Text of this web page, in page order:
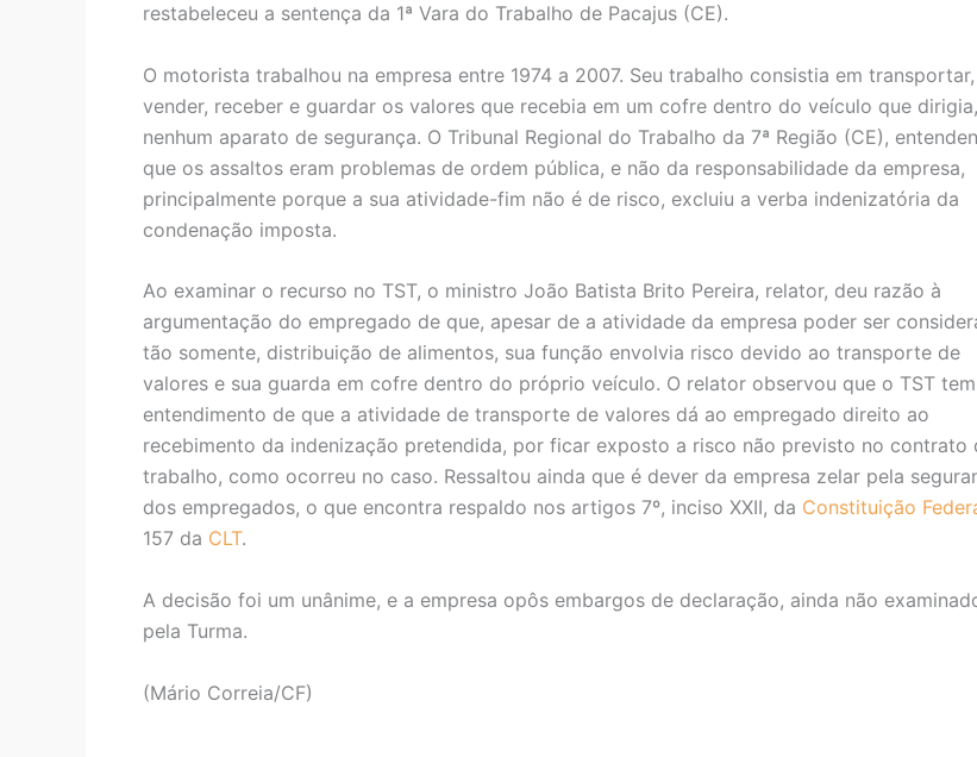
restabeleceu a sentença da 1ª Vara do Trabalho de Pacajus (CE).
O motorista trabalhou na empresa entre 1974 a 2007. Seu trabalho consistia em transportar,
vender, receber e guardar os valores que recebia em um cofre dentro do veículo que
nenhum aparato de segurança. O Tribunal Regional do Trabalho da 7ª Região (CE),
que os assaltos eram problemas de ordem pública, e não da responsabilidade da empresa,
principalmente porque a sua atividade-fim não é de risco, excluiu a verba indenizatória da
condenação imposta.
Ao examinar o recurso no TST, o ministro João Batista Brito Pereira, relator, deu razão à
argumentação do empregado de que, apesar de a atividade da empresa poder ser
tão somente, distribuição de alimentos, sua função envolvia risco devido ao transporte de
valores e sua guarda em cofre dentro do próprio veículo. O relator observou que o TST tem
entendimento de que a atividade de transporte de valores dá ao empregado direito ao
recebimento da indenização pretendida, por ficar exposto a risco não previsto no contrato
trabalho, como ocorreu no caso. Ressaltou ainda que é dever da empresa zelar pela
dos empregados, o que encontra respaldo nos artigos 7º, inciso XXII, da Constituição
157 da CLT.
A decisão foi um unânime, e a empresa opôs embargos de declaração, ainda não
pela Turma.
(Mário Correia/CF)